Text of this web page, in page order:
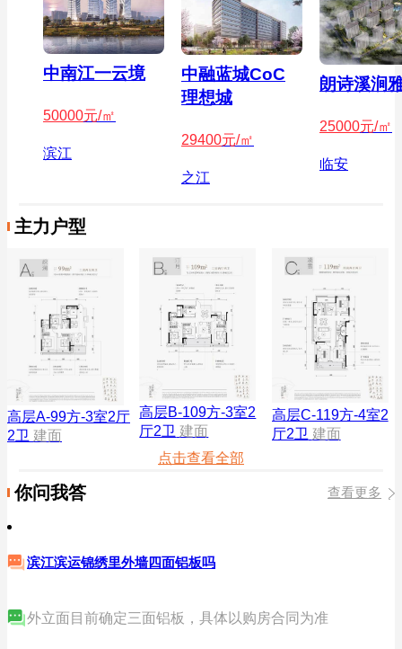
中南江一云境
50000元/㎡
滨江
中融蓝城CoC
理想城
29400元/㎡
之江
朗诗溪涧
25000元/㎡
临安
主力户型
高层A-99方-3室2厅
2卫 建面
高层B-109方-3室2
厅2卫 建面
高层C-119方-4室2
厅2卫 建面
点击查看全部
你问我答 查看更多
滨江滨运锦绣里外墙四面铝板吗
外立面目前确定三面铝板，具体以购房合同为准